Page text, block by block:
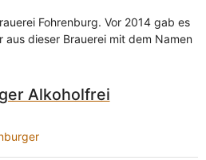
Fohrenburg. Vor 2014 gab es
aus dieser Brauerei mit dem Namen
Alkoholfrei